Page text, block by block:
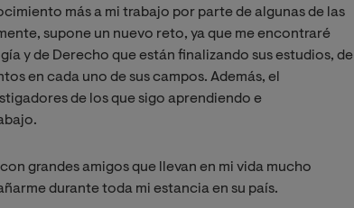
más a mi trabajo por parte de algunas de las
supone un nuevo reto, ya que me encontraré
y de Derecho que están finalizando sus estudios, de
en cada uno de sus campos. Además, el
de los que sigo aprendiendo e
grandes amigos que llevan en mi vida mucho
durante toda mi estancia en su país.